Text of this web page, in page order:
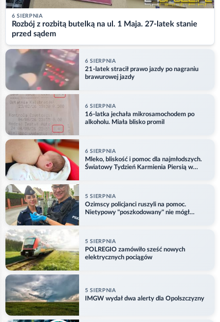
6 SIERPNIA
Rozbój z rozbitą butelką na ul. 1 Maja. 27-latek stanie
przed sądem
6 SIERPNIA
21-latek stracił prawo jazdy po nagraniu
brawurowej jazdy
6 SIERPNIA
16-latka jechała mikrosamochodem po
alkoholu. Miała blisko promil
6 SIERPNIA
Mleko, bliskość i pomoc dla najmłodszych.
Światowy Tydzień Karmienia Piersią w
5 SIERPNIA
Ozimscy policjanci ruszyli na pomoc.
Nietypowy "poszkodowany" nie mógł
5 SIERPNIA
POLREGIO zamówiło sześć nowych
elektrycznych pociągów
5 SIERPNIA
IMGW wydał dwa alerty dla Opolszczyzny